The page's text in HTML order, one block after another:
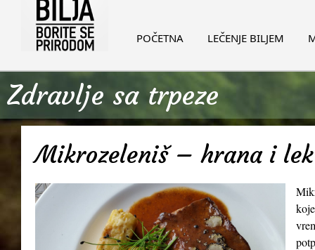
POČETNA LEČENJE BILJEM
Zdravlje sa trpeze
Mikrozeleniš – hrana i lek